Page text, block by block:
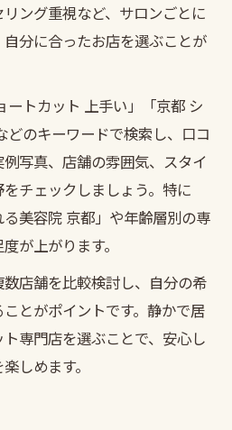
ング重視など、サロンごとに
分に合ったお店を選ぶことが
ートカット 上手い」「京都 シ
どのキーワードで検索し、口コ
写真、店舗の雰囲気、スタイ
チェックしましょう。特に
る美容院 京都」や年齢層別の専
が上がります。
店舗を比較検討し、自分の希
とがポイントです。静かで居
専門店を選ぶことで、安心し
しめます。